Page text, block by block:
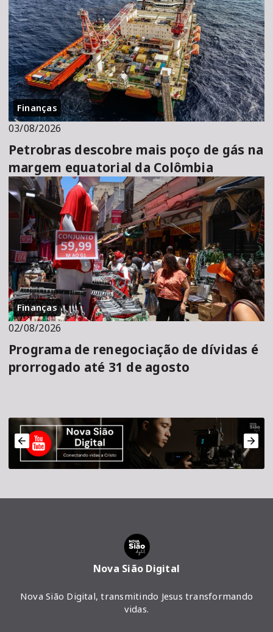
Finanças
03/08/2026
Petrobras descobre mais poço de gás na
margem equatorial da Colômbia
Finanças
02/08/2026
Programa de renegociação de dívidas é
prorrogado até 31 de agosto
Nova Sião Digital
Nova Sião Digital, transmitindo Jesus transformando
vidas.